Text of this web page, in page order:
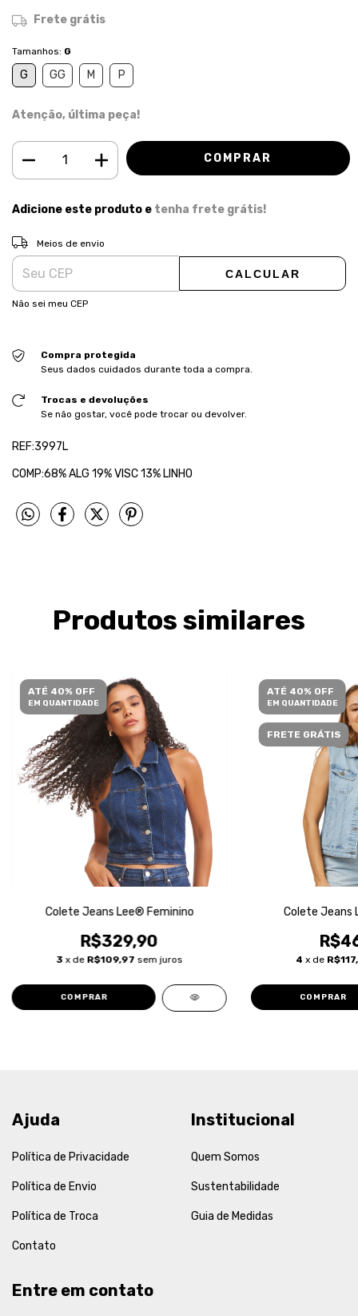
Frete grátis
Tamanhos: G
G GG M P
Atenção, última peça!
Adicione este produto e tenha frete grátis!
Entregas para o CEP:
Meios de envio
CALCULAR
Não sei meu CEP
Compra protegida
Seus dados cuidados durante toda a compra.
Trocas e devoluções
Se não gostar, você pode trocar ou devolver.
REF:3997L
COMP:68% ALG 19% VISC 13% LINHO
Produtos similares
ATÉ 40% OFF
EM QUANTIDADE
Colete Jeans Lee® Feminino
R$329,90
3 x de R$109,97 sem juros
COMPRAR
ATÉ 40% OFF
EM QUANTIDADE
FRETE GRÁTIS
Colete Jeans
4 x de
COMPRAR
Ajuda
Política de Privacidade
Política de Envio
Política de Troca
Contato
Institucional
Quem Somos
Sustentabilidade
Guia de Medidas
Entre em contato